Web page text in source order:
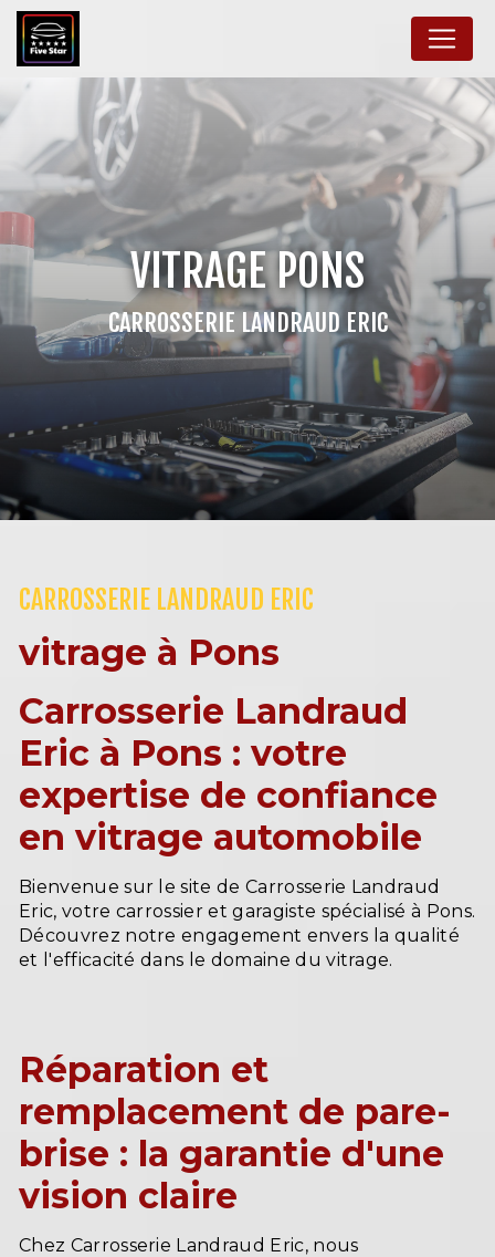
VITRAGE PONS
CARROSSERIE LANDRAUD ERIC
CARROSSERIE LANDRAUD ERIC
vitrage à Pons
Carrosserie Landraud
Eric à Pons : votre
expertise de confiance
en vitrage automobile
Bienvenue sur le site de Carrosserie Landraud
Eric, votre carrossier et garagiste spécialisé à Pons.
Découvrez notre engagement envers la qualité
et l'efficacité dans le domaine du vitrage.
Réparation et
remplacement de pare-
brise : la garantie d'une
vision claire
Chez Carrosserie Landraud Eric, nous
Panneau de gestion des cookies